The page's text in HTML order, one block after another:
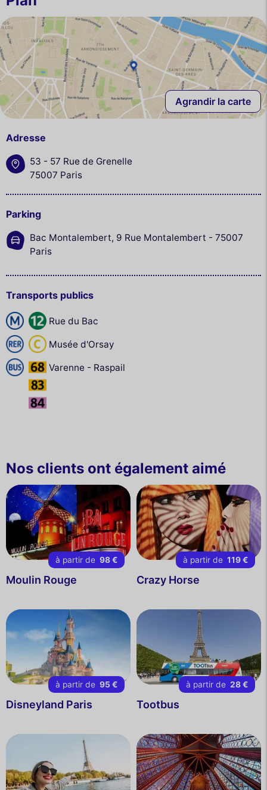
Agrandir la carte
Adresse
53 - 57 Rue de Grenelle
75007 Paris
Parking
Bac Montalembert, 9 Rue Montalembert - 75007
Paris
Transports publics
Rue du Bac
Musée d'Orsay
Varenne - Raspail
Nos clients ont également aimé
à partir de 98 €
Moulin Rouge
à partir de 119 €
Crazy Horse
à partir de 95 €
Disneyland Paris
à partir de 28 €
Tootbus